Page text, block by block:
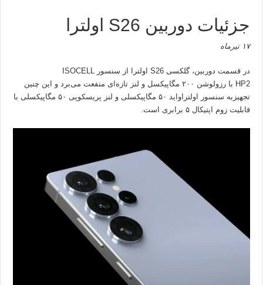
جزئیات دوربین S26 اولترا
۱۷ تیرماه
در قسمت دوربین، گلکسی S26 اولترا از سنسور ISOCELL
HP2 با رزولوشن ۲۰۰ مگاپیکسل و لنز تازه‌ای منفعت می‌برد و این چنین
تجهیزبه سنسور اولتراواید ۵۰ مگاپیکسلی و لنز پریسکوپی ۵۰ مگاپیکسلی با
قابلیت زوم اپتیکال ۵ برابری است.